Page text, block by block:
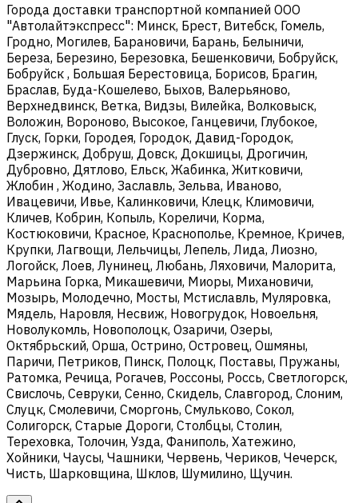
Города доставки транспортной компанией ООО
"Автолайтэкспресс": Минск, Брест, Витебск, Гомель,
Гродно, Могилев, Барановичи, Барань, Белыничи,
Береза, Березино, Березовка, Бешенковичи, Бобруйск,
Бобруйск , Большая Берестовица, Борисов, Брагин,
Браслав, Буда-Кошелево, Быхов, Валерьяново,
Верхнедвинск, Ветка, Видзы, Вилейка, Волковыск,
Воложин, Вороново, Высокое, Ганцевичи, Глубокое,
Глуск, Горки, Городея, Городок, Давид-Городок,
Дзержинск, Добруш, Довск, Докшицы, Дрогичин,
Дубровно, Дятлово, Ельск, Жабинка, Житковичи,
Жлобин , Жодино, Заславль, Зельва, Иваново,
Ивацевичи, Ивье, Калинковичи, Клецк, Климовичи,
Кличев, Кобрин, Копыль, Кореличи, Корма,
Костюковичи, Красное, Краснополье, Кремное, Кричев,
Крупки, Лагвощи, Лельчицы, Лепель, Лида, Лиозно,
Логойск, Лоев, Лунинец, Любань, Ляховичи, Малорита,
Марьина Горка, Микашевичи, Миоры, Михановичи,
Мозырь, Молодечно, Мосты, Мстиславль, Муляровка,
Мядель, Наровля, Несвиж, Новогрудок, Новоельня,
Новолукомль, Новополоцк, Озаричи, Озеры,
Октябрьский, Орша, Острино, Островец, Ошмяны,
Паричи, Петриков, Пинск, Полоцк, Поставы, Пружаны,
Ратомка, Речица, Рогачев, Россоны, Россь, Светлогорск,
Свислочь, Севруки, Сенно, Скидель, Славгород, Слоним,
Слуцк, Смолевичи, Сморгонь, Смульково, Сокол,
Солигорск, Старые Дороги, Столбцы, Столин,
Тереховка, Толочин, Узда, Фаниполь, Хатежино,
Хойники, Чаусы, Чашники, Червень, Чериков, Чечерск,
Чисть, Шарковщина, Шклов, Шумилино, Щучин.